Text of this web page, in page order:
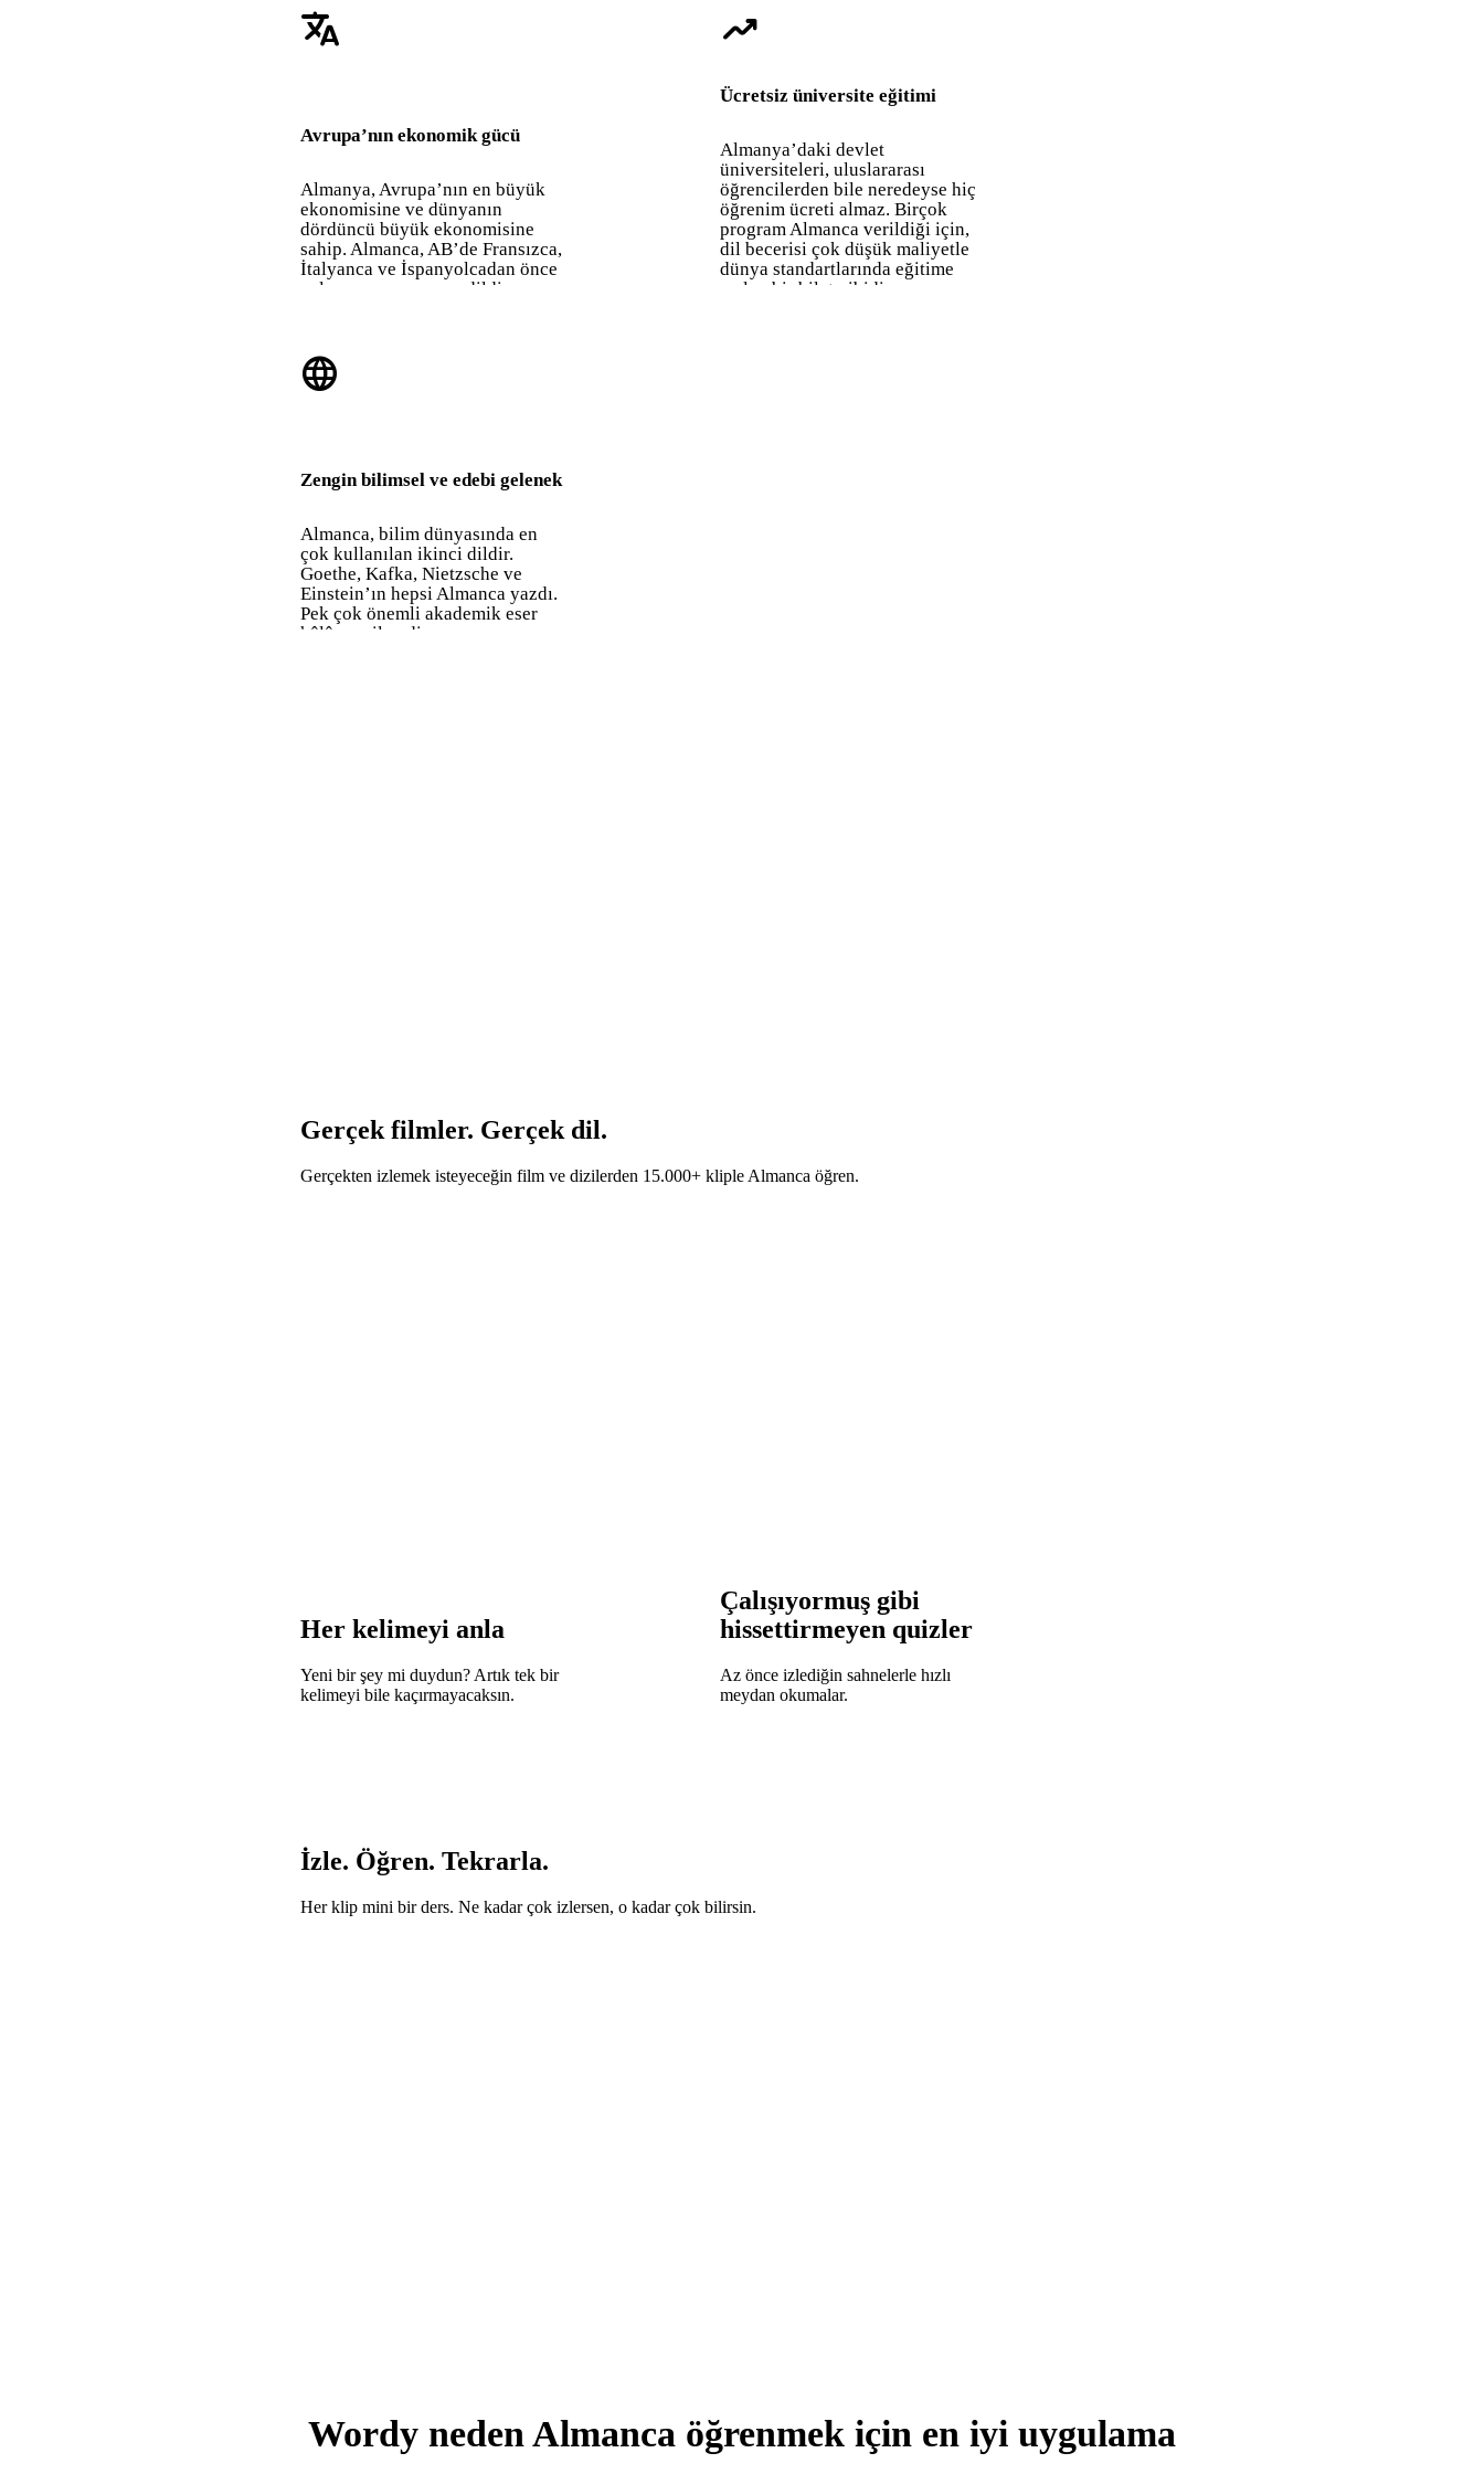
translate
Avrupa’nın ekonomik gücü
Almanya, Avrupa’nın en büyük
ekonomisine ve dünyanın
dördüncü büyük ekonomisine
sahip. Almanca, AB’de Fransızca,
İtalyanca ve İspanyolcadan önce
gelen, en yaygın ana dildir.
trending_up
Ücretsiz üniversite eğitimi
Almanya’daki devlet
üniversiteleri, uluslararası
öğrencilerden bile neredeyse hiç
öğrenim ücreti almaz. Birçok
program Almanca verildiği için,
dil becerisi çok düşük maliyetle
dünya standartlarında eğitime
açılan bir bilet gibidir.
language
Zengin bilimsel ve edebi gelenek
Almanca, bilim dünyasında en
çok kullanılan ikinci dildir.
Goethe, Kafka, Nietzsche ve
Einstein’ın hepsi Almanca yazdı.
Pek çok önemli akademik eser
hâlâ çevrilmedi.
Gerçek filmler. Gerçek dil.
Gerçekten izlemek isteyeceğin film ve dizilerden 15.000+ kliple Almanca öğren.
Her kelimeyi anla
Yeni bir şey mi duydun? Artık tek bir
kelimeyi bile kaçırmayacaksın.
Çalışıyormuş gibi
hissettirmeyen quizler
Az önce izlediğin sahnelerle hızlı
meydan okumalar.
İzle. Öğren. Tekrarla.
Her klip mini bir ders. Ne kadar çok izlersen, o kadar çok bilirsin.
Wordy neden Almanca öğrenmek için en iyi uygulama